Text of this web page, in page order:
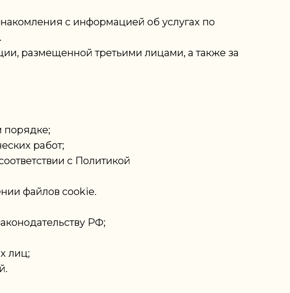
с информацией об услугах по
размещенной третьими лицами, а также за
порядке;
работ;
с Политикой
файлов cookie.
РФ;
лиц;